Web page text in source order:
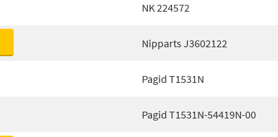
NK 224572
Nipparts J3602122
Pagid T1531N
Pagid T1531N-54419N-00